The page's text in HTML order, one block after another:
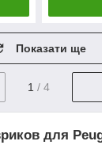
Показати ще
1 / 4
для